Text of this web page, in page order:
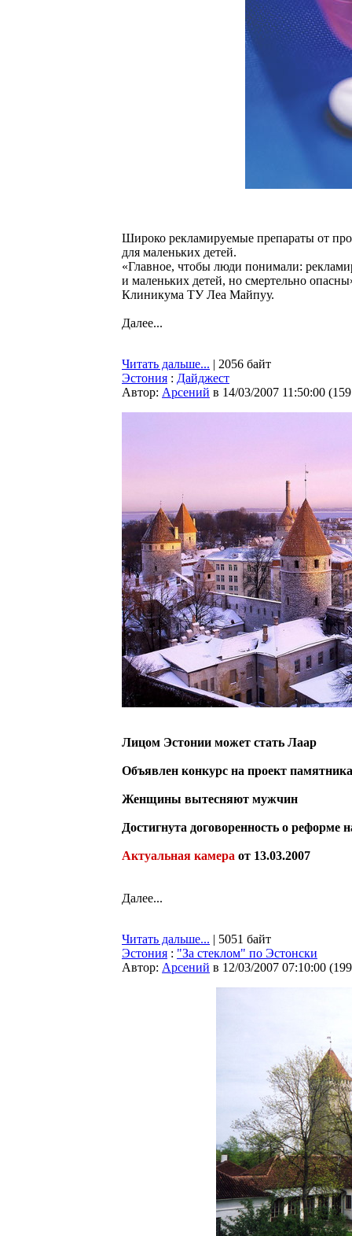
Широко рекламируемые препараты от
для маленьких детей.
«Главное, чтобы люди понимали:
и маленьких детей, но смертельно
Клиникума ТУ Леа Майпуу.
Далее...
Читать дальше... | 2056 байт
Эстония : Дайджест
Автор: Арсений в 14/03/2007 11:50:00 (
Лицом Эстонии может стать Лаар
Объявлен конкурс на проект
Женщины вытесняют мужчин
Достигнута договоренность о
Актуальная камера от 13.03.2007
Далее...
Читать дальше... | 5051 байт
Эстония : "За стеклом" по Эстонски
Автор: Арсений в 12/03/2007 07:10:00 (